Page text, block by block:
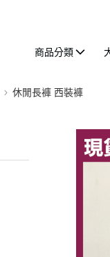
商品分類
休閒長褲 西裝褲